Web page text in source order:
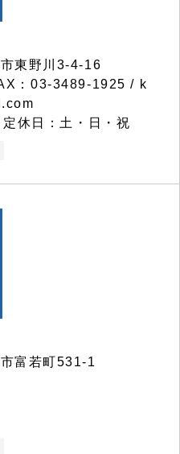
東野川3-4-16
：03-3489-1925 / k
休日：土・日・祝
富若町531-1